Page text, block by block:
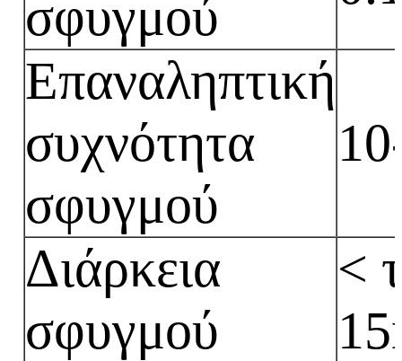
σφυγμού
Επαναληπτική
συχνότητα
σφυγμού
Διάρκεια
σφυγμού
<